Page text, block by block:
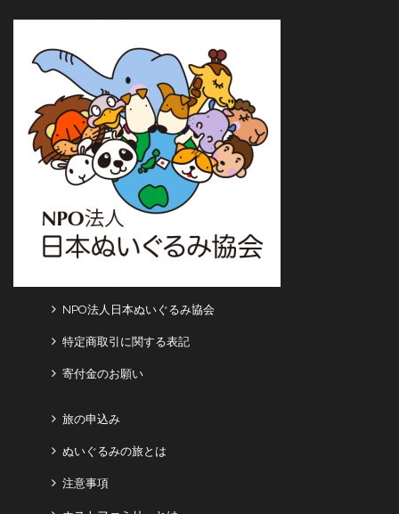
NPO法人日本ぬいぐるみ協会
特定商取引に関する表記
寄付金のお願い
旅の申込み
ぬいぐるみの旅とは
注意事項